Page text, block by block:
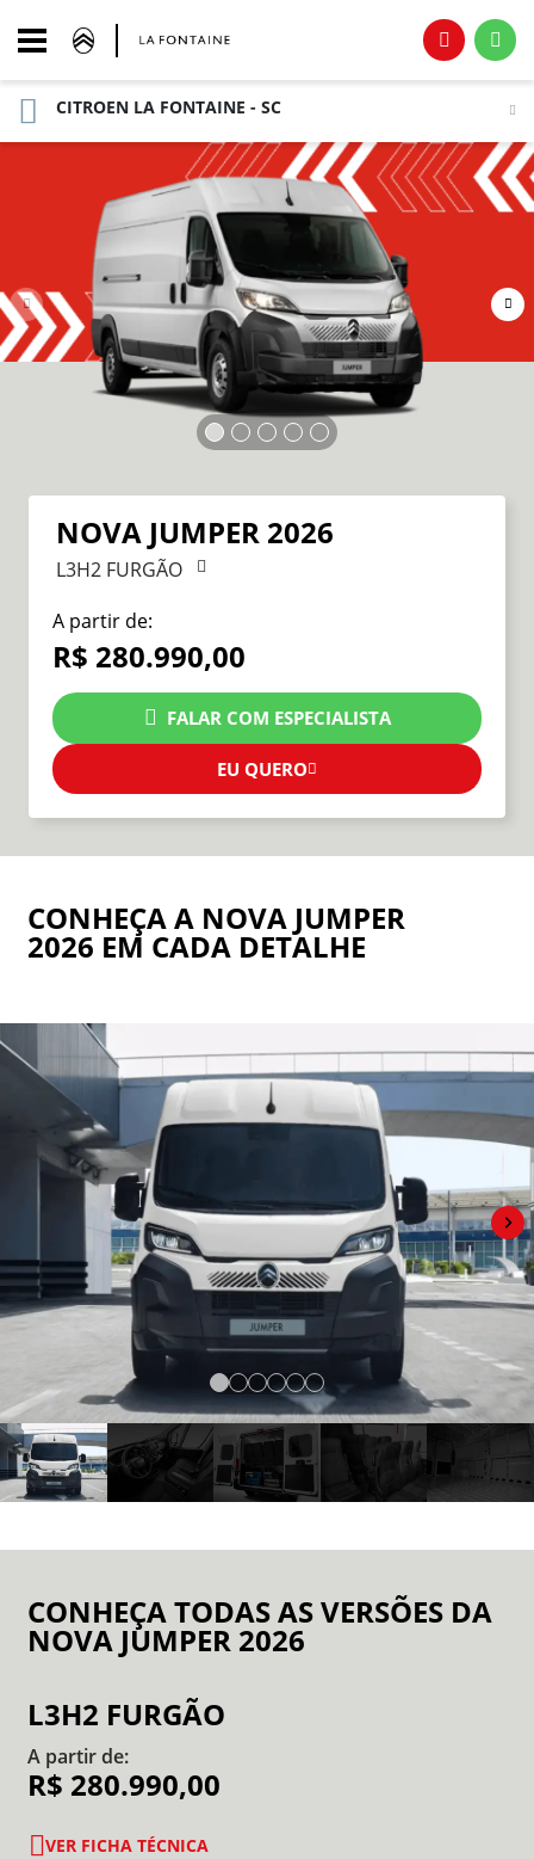
CITROEN LA FONTAINE - SC
NOVA JUMPER 2026
L3H2 FURGÃO
A partir de:
R$ 280.990,00
FALAR COM ESPECIALISTA
EU QUERO
CONHEÇA A NOVA JUMPER
2026 EM CADA DETALHE
CONHEÇA TODAS AS VERSÕES DA
NOVA JUMPER 2026
L3H2 FURGÃO
A partir de:
R$ 280.990,00
VER FICHA TÉCNICA